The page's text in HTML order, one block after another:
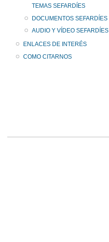
TEMAS SEFARDÍES
DOCUMENTOS SEFARDÍES
AUDIO Y VÍDEO SEFARDÍES
ENLACES DE INTERÉS
COMO CITARNOS